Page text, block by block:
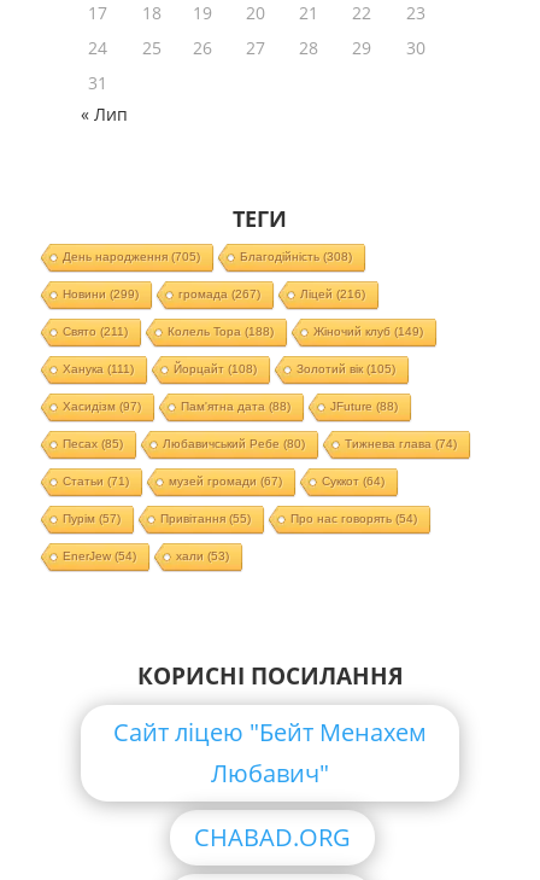
17
18 19 20 21 22
23
24
25 26 27 28 29
30
31
« Лип
ТЕГИ
День народження(705) Благодійність (308)
Новини (299) громада (267) Ліцей (216)
Свято (211) Колель Тора (188) Жіночий клуб (149)
Ханука (111) Йорцайт (108) Золотий вік(105)
Хасидізм (97) Пам'ятна дата (88) JFuture (88)
Песах(85) Любавичський Ребе (80) Тижнева глава (74)
Статьи (71) музей громади (67) Суккот (64)
Пурім (57) Привітання(55) Про нас говорять (54)
EnerJew(54) хали (53)
КОРИСНІ ПОСИЛАННЯ
Сайт ліцею "Бейт Менахем
Любавич"
CHABAD.ORG